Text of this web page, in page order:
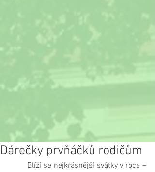
Dárečky prvňáčků rodičům
Blíží se nejkrásnější svátky v roce –